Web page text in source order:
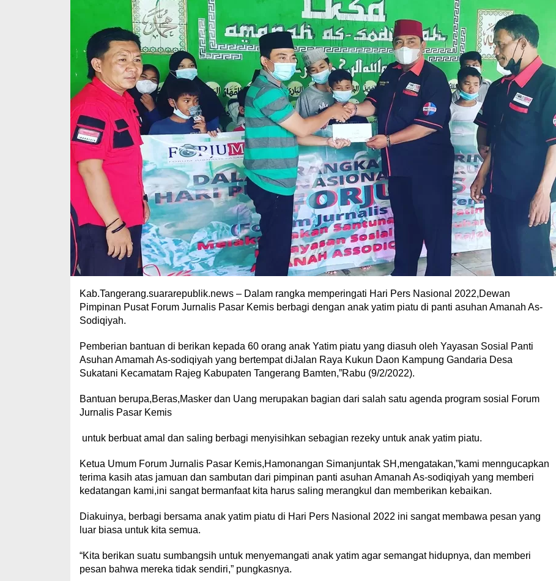
Kab.Tangerang.suararepublik.news – Dalam rangka memperingati Hari Pers Nasional 2022,Dewan
Pimpinan Pusat Forum Jurnalis Pasar Kemis berbagi dengan anak yatim piatu di panti asuhan Amanah As-
Sodiqiyah.
Pemberian bantuan di berikan kepada 60 orang anak Yatim piatu yang diasuh oleh Yayasan Sosial Panti
Asuhan Amamah As-sodiqiyah yang bertempat diJalan Raya Kukun Daon Kampung Gandaria Desa
Sukatani Kecamatam Rajeg Kabupaten Tangerang Bamten,”Rabu (9/2/2022).
Bantuan berupa,Beras,Masker dan Uang merupakan bagian dari salah satu agenda program sosial Forum
Jurnalis Pasar Kemis
untuk berbuat amal dan saling berbagi menyisihkan sebagian rezeky untuk anak yatim piatu.
Ketua Umum Forum Jurnalis Pasar Kemis,Hamonangan Simanjuntak SH,mengatakan,”kami menngucapkan
terima kasih atas jamuan dan sambutan dari pimpinan panti asuhan Amanah As-sodiqiyah yang memberi
kedatangan kami,ini sangat bermanfaat kita harus saling merangkul dan memberikan kebaikan.
Diakuinya, berbagi bersama anak yatim piatu di Hari Pers Nasional 2022 ini sangat membawa pesan yang
luar biasa untuk kita semua.
“Kita berikan suatu sumbangsih untuk menyemangati anak yatim agar semangat hidupnya, dan memberi
pesan bahwa mereka tidak sendiri,” pungkasnya.